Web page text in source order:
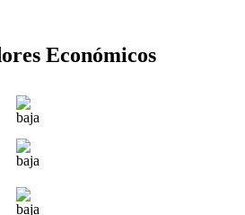
Económicos